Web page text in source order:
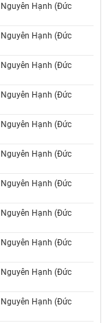
Hạnh (Đức
Hạnh (Đức
Hạnh (Đức
Hạnh (Đức
Hạnh (Đức
Hạnh (Đức
Hạnh (Đức
Hạnh (Đức
Hạnh (Đức
Hạnh (Đức
Hạnh (Đức